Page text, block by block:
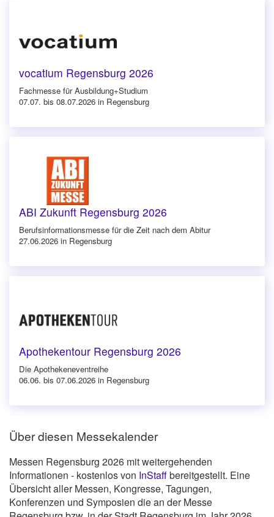
vocatium Regensburg 2026
Fachmesse für Ausbildung+Studium
07.07. bis 08.07.2026 in Regensburg
ABI Zukunft Regensburg 2026
Berufsinforma­tionsmesse für die Zeit nach dem Abitur
27.06.2026 in Regensburg
Apothekentour Regensburg 2026
Die Apothekeneventreihe
06.06. bis 07.06.2026 in Regensburg
Über diesen Messekalender
Messen Regensburg 2026 mit weitergehenden
Informationen - kostenlos von InStaffbereitgestellt. Eine
Übersicht aller Messen, Kongresse, Tagungen,
Konferenzen und Symposien die an der Messe